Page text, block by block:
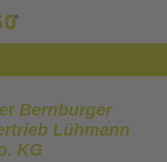
Bernburger
Lühmann
KG